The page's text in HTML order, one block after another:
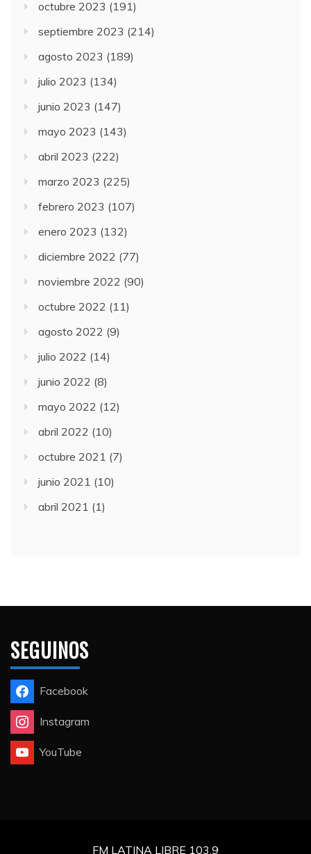
octubre 2023 (191)
septiembre 2023 (214)
agosto 2023 (189)
julio 2023 (134)
junio 2023 (147)
mayo 2023 (143)
abril 2023 (222)
marzo 2023 (225)
febrero 2023 (107)
enero 2023 (132)
diciembre 2022 (77)
noviembre 2022 (90)
octubre 2022 (11)
agosto 2022 (9)
julio 2022 (14)
junio 2022 (8)
mayo 2022 (12)
abril 2022 (10)
octubre 2021 (7)
junio 2021 (10)
abril 2021 (1)
SEGUINOS
Facebook
Instagram
YouTube
FM LATINA LIBRE 103.9